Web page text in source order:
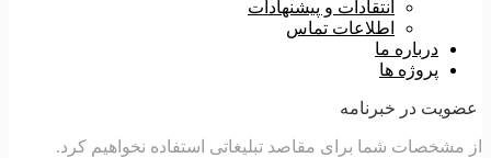
انتقادات و پیشنهادات
اطلاعات تماس
درباره ما
پروژه ها
عضویت در خبرنامه
از مشخصات شما برای مقاصد تبلیغاتی استفاده نخواهیم کرد.